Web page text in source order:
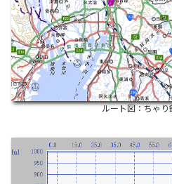
ルート図：ちゃ